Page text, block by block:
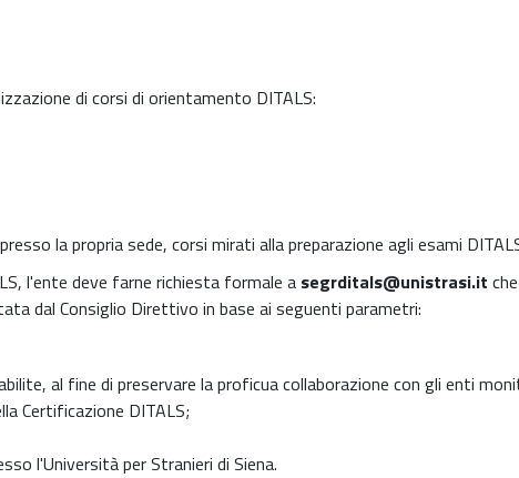
di corsi di orientamento DITALS:
la propria sede, corsi mirati alla preparazione agli esami
l'ente deve farne richiesta formale a segrditals@unistrasi.it
dal Consiglio Direttivo in base ai seguenti parametri:
al fine di preservare la proficua collaborazione con gli enti
Certificazione DITALS;
l'Università per Stranieri di Siena.